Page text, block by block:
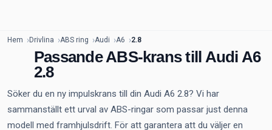
Hem Drivlina ABS ring Audi A6 2.8
Passande ABS-krans till Audi A6
2.8
Söker du en ny impulskrans till din Audi A6 2.8? Vi har
sammanställt ett urval av ABS-ringar som passar just denna
modell med framhjulsdrift. För att garantera att du väljer en